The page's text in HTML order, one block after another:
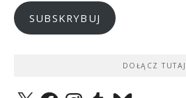
SUBSKRYBUJ
DOŁĄCZ
X FacebookInstagramTumblrBluesky